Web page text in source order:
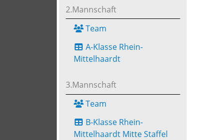
2.Mannschaft
Team
A-Klasse Rhein-
Mittelhaardt
3.Mannschaft
Team
B-Klasse Rhein-
Mittelhaardt Mitte Staffel